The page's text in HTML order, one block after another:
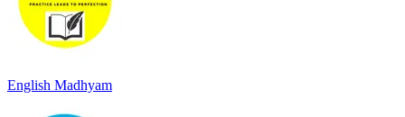
English Madhyam